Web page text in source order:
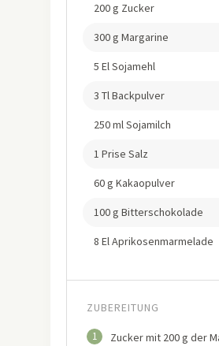
200 g Zucker
300 g Margarine
5 El Sojamehl
3 Tl Backpulver
250 ml Sojamilch
1 Prise Salz
60 g Kakaopulver
100 g Bitterschokolade
8 El Aprikosenmarmelade
ZUBEREITUNG
1
Zucker mit 200 g der